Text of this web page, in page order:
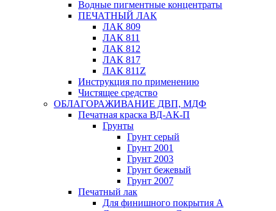
Водные пигментные концентраты
ПЕЧАТНЫЙ ЛАК
ЛАК 809
ЛАК 811
ЛАК 812
ЛАК 817
ЛАК 811Z
Инструкция по применению
Чистящее средство
ОБЛАГОРАЖИВАНИЕ ДВП, МДФ
Печатная краска ВД-АК-П
Грунты
Грунт серый
Грунт 2001
Грунт 2003
Грунт бежевый
Грунт 2007
Печатный лак
Для финишного покрытия А